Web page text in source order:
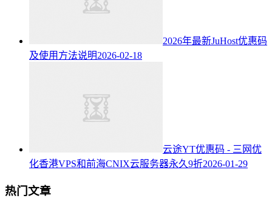
2026年最新JuHost优惠码
及使用方法说明2026-02-18
云途YT优惠码 - 三网优
化香港VPS和前海CNIX云服务器永久9折2026-01-29
热门文章